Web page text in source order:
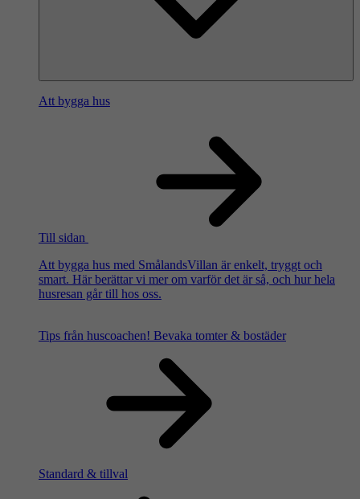
Att bygga hus
Till sidan
Att bygga hus med SmålandsVillan är enkelt, tryggt och
smart. Här berättar vi mer om varför det är så, och hur hela
husresan går till hos oss.
Tips från huscoachen! Bevaka tomter & bostäder
Standard & tillval